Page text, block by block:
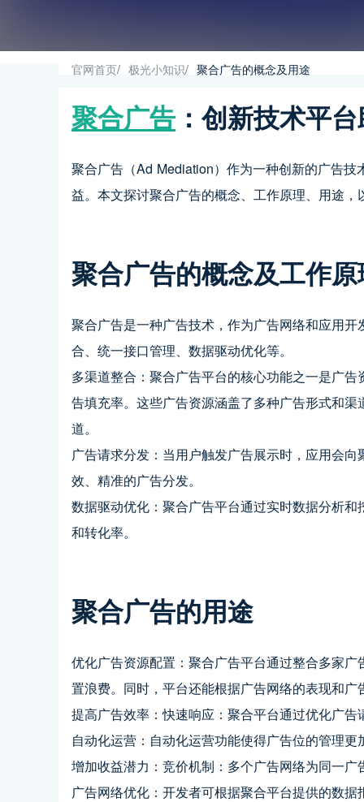
官网首页/ 极光小知识/ 聚合广告的概念及用途
聚合广告 ：创新技术平
聚合广告（Ad Mediation）作为一种创新的广告
益。本文探讨聚合广告的概念、工作原理、用途
聚合广告的概念及工作
聚合广告是一种广告技术，作为广告网络和应用
合、统一接口管理、数据驱动优化等。
多渠道整合：聚合广告平台的核心功能之一是广
告填充率。这些广告资源涵盖了多种广告形式和
道。
广告请求分发：当用户触发广告展示时，应用会
效、精准的广告分发。
数据驱动优化：聚合广告平台通过实时数据分析
和转化率。
聚合广告的用途
优化广告资源配置：聚合广告平台通过整合多家
置浪费。同时，平台还能根据广告网络的表现和
提高广告效率：快速响应：聚合平台通过优化广
自动化运营：自动化运营功能使得广告位的管理
增加收益潜力：竞价机制：多个广告网络为同一
广告网络优化：开发者可根据聚合平台提供的数